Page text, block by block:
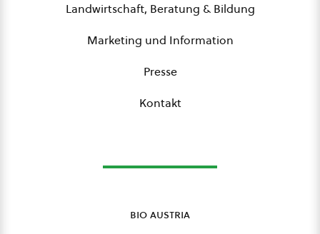
Landwirtschaft, Beratung & Bildung
Marketing und Information
Presse
Kontakt
bio austria